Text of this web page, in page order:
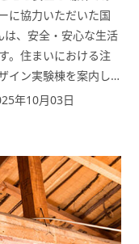
に協力いただいた国
、安全・安心な生活
。住まいにおける注
イン実験棟を案内し
年10月03日